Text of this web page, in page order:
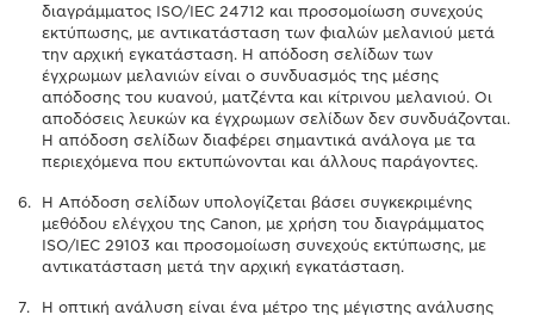
διαγράμματος ISO/IEC 24712 και προσομοίωση συνεχούς
εκτύπωσης, με αντικατάσταση των φιαλών μελανιού μετά
την αρχική εγκατάσταση. Η απόδοση σελίδων των
έγχρωμων μελανιών είναι ο συνδυασμός της μέσης
απόδοσης του κυανού, ματζέντα και κίτρινου μελανιού. Οι
αποδόσεις λευκών κα έγχρωμων σελίδων δεν συνδυάζονται.
Η απόδοση σελίδων διαφέρει σημαντικά ανάλογα με τα
περιεχόμενα που εκτυπώνονται και άλλους παράγοντες.
Η Απόδοση σελίδων υπολογίζεται βάσει συγκεκριμένης
μεθόδου ελέγχου της Canon, με χρήση του διαγράμματος
ISO/IEC 29103 και προσομοίωση συνεχούς εκτύπωσης, με
αντικατάσταση μετά την αρχική εγκατάσταση.
Η οπτική ανάλυση είναι ένα μέτρο της μέγιστης ανάλυσης